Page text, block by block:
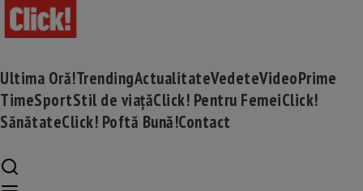
Ultima Oră!TrendingActualitateVedeteVideoPrime
TimeSportStil de viațăClick! Pentru FemeiClick!
SănătateClick! Poftă Bună!Contact